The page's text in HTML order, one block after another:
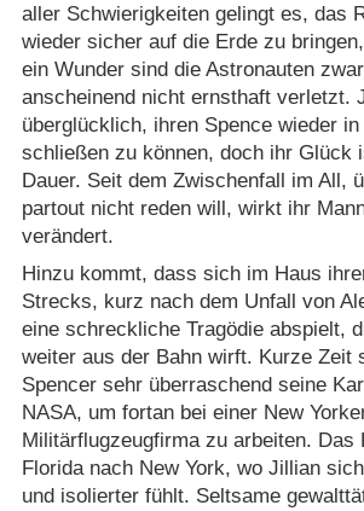
aller Schwierigkeiten gelingt es, das
wieder sicher auf die Erde zu
ein Wunder sind die Astronauten
anscheinend nicht ernsthaft verletzt.
überglücklich, ihren Spence wieder in
schließen zu können, doch ihr Glück
Dauer. Seit dem Zwischenfall im All,
partout nicht reden will, wirkt ihr
verändert.
Hinzu kommt, dass sich im Haus
Strecks, kurz nach dem Unfall von
eine schreckliche Tragödie abspielt,
weiter aus der Bahn wirft. Kurze Zeit
Spencer sehr überraschend seine
NASA, um fortan bei einer New
Militärflugzeugfirma zu arbeiten. Das
Florida nach New York, wo Jillian
und isolierter fühlt. Seltsame